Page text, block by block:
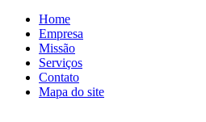
Home
Empresa
Missão
Serviços
Contato
Mapa do site